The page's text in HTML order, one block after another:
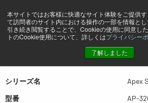
本サイトではお客様に快適なサイト体験をご提供
て訪問者のサイト内における操作の一部を情報と
引き続き閲覧することで、Cookieの使用に同意し
トのCookie使用について、詳しくはプライバシー
了解しました
プレビュー AP-
表は左右にスワイプできます
シリーズ名
Apex
型番
AP-